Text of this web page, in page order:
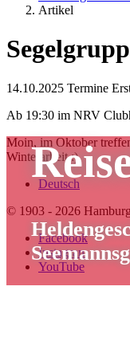
Artikel
14.10.2025 Termine
Ab 19:30 im NRV
Moin, im Oktober
Winterarbeit :)
Deutsch
© 1903 - 2026
Facebook
Instagram
YouTube